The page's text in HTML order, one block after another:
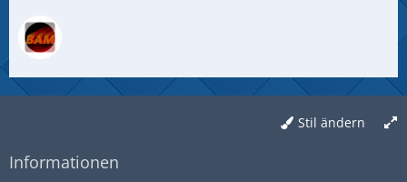
Stil ändern
Informationen